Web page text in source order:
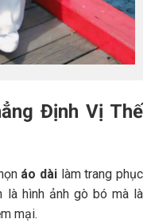
Định Vị Thế
áo dàilàm trang phục
là hình ảnh gò bó mà là
mại.